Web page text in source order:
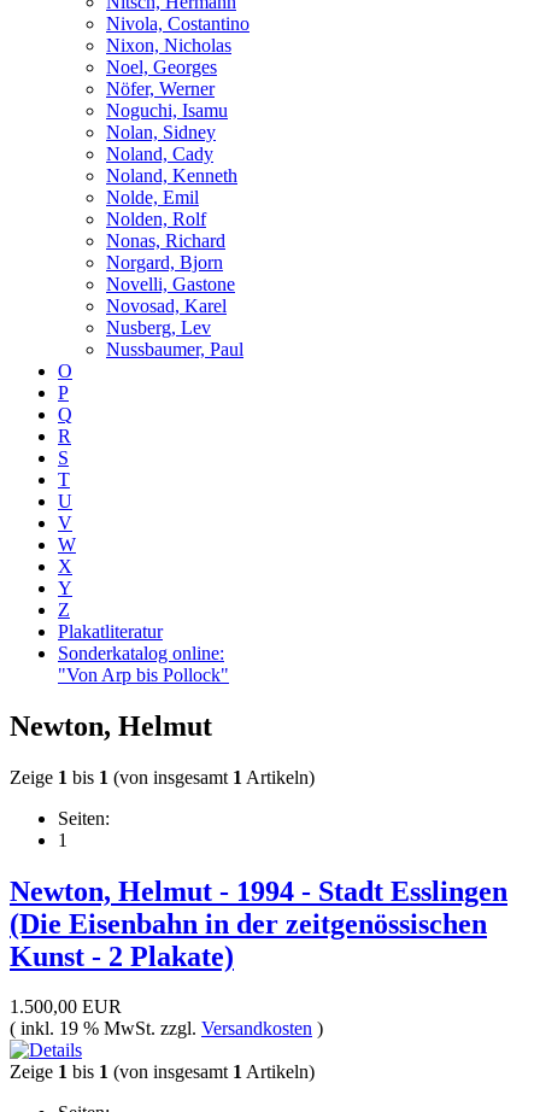
Nivola, Costantino
Nixon, Nicholas
Noel, Georges
Nöfer, Werner
Noguchi, Isamu
Nolan, Sidney
Noland, Cady
Noland, Kenneth
Nolde, Emil
Nolden, Rolf
Nonas, Richard
Norgard, Bjorn
Novelli, Gastone
Novosad, Karel
Nusberg, Lev
Nussbaumer, Paul
O
P
Q
R
S
T
U
V
W
X
Y
Z
Plakatliteratur
Sonderkatalog online:
"Von Arp bis Pollock"
Newton, Helmut
Zeige 1 bis 1 (von insgesamt 1 Artikeln)
Seiten:
1
Newton, Helmut - 1994 - Stadt Esslingen
(Die Eisenbahn in der zeitgenössischen
Kunst - 2 Plakate)
1.500,00 EUR
( inkl. 19 % MwSt. zzgl. Versandkosten )
Zeige 1 bis 1 (von insgesamt 1Artikeln)